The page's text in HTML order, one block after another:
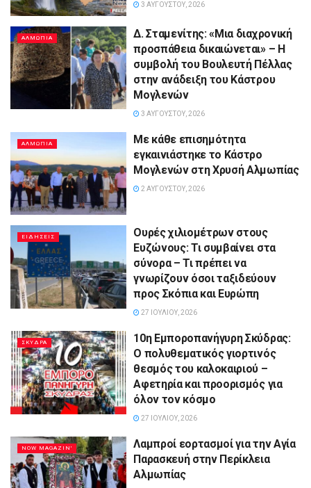
3 ΑΥΓΟΎΣΤΟΥ, 2026
ΑΛΜΩΠΊΑ
Δ. Σταμενίτης: «Μια διαχρονική
προσπάθεια δικαιώνεται» – Η
συμβολή του Βουλευτή Πέλλας
στην ανάδειξη του Κάστρου
Μογλενών
3 ΑΥΓΟΎΣΤΟΥ, 2026
ΑΛΜΩΠΊΑ
Με κάθε επισημότητα
εγκαινιάστηκε το Κάστρο
Μογλενών στη Χρυσή Αλμωπίας
2 ΑΥΓΟΎΣΤΟΥ, 2026
ΕΙΔΉΣΕΙΣ
Ουρές χιλιομέτρων στους
Ευζώνους: Τι συμβαίνει στα
σύνορα – Τι πρέπει να
γνωρίζουν όσοι ταξιδεύουν
προς Σκόπια και Ευρώπη
27 ΙΟΥΛΊΟΥ, 2026
ΣΚΎΔΡΑ
10η Εμποροπανήγυρη Σκύδρας:
Ο πολυθεματικός γιορτινός
θεσμός του καλοκαιριού –
Αφετηρία και προορισμός για
όλον τον κόσμο
27 ΙΟΥΛΊΟΥ, 2026
NOW MAGAZIN'
Λαμπροί εορτασμοί για την Αγία
Παρασκευή στην Περίκλεια
Αλμωπίας